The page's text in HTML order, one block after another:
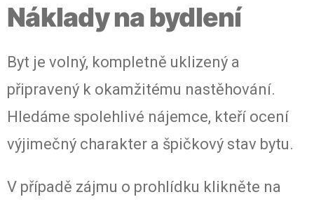
Náklady na bydlení
Byt je volný, kompletně uklizený a
připravený k okamžitému nastěhování.
Hledáme spolehlivé nájemce, kteří ocení
výjimečný charakter a špičkový stav bytu.
V případě zájmu o prohlídku klikněte na